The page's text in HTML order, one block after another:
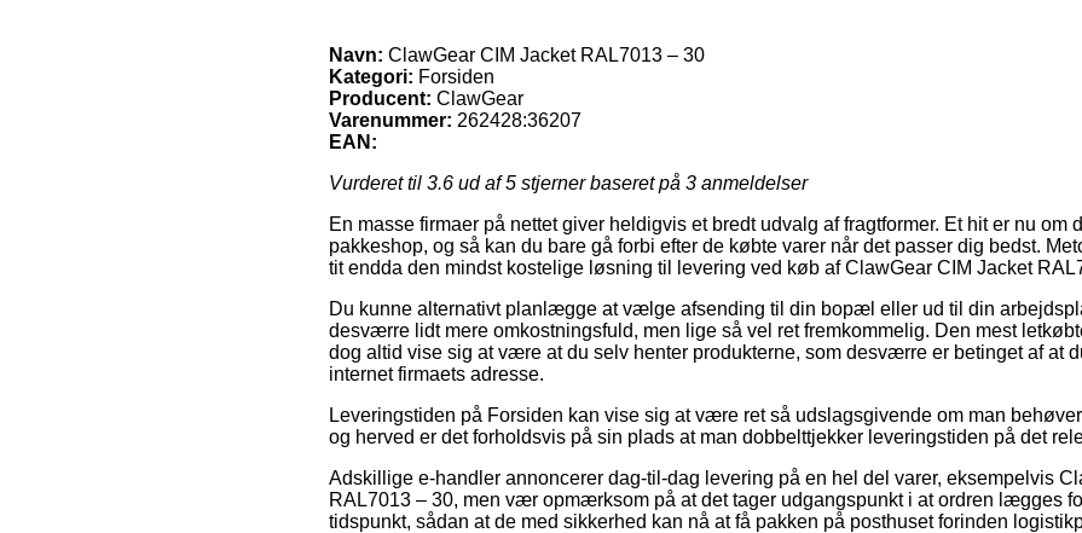
Navn: ClawGear CIM Jacket RAL7013 – 30
Kategori: Forsiden
Producent: ClawGear
Varenummer: 262428:36207
EAN:
Vurderet til 3.6 ud af 5 stjerner baseret på 3 anmeldelser
En masse firmaer på nettet giver heldigvis et bredt udvalg af fragtformer. Et hit er nu om
pakkeshop, og så kan du bare gå forbi efter de købte varer når det passer dig bedst.
tit endda den mindst kostelige løsning til levering ved køb af ClawGear CIM Jacket
Du kunne alternativt planlægge at vælge afsending til din bopæl eller ud til din
desværre lidt mere omkostningsfuld, men lige så vel ret fremkommelig. Den mest
dog altid vise sig at være at du selv henter produkterne, som desværre er betinget af at
internet firmaets adresse.
Leveringstiden på Forsiden kan vise sig at være ret så udslagsgivende om man
og herved er det forholdsvis på sin plads at man dobbelttjekker leveringstiden på det
Adskillige e-handler annoncerer dag-til-dag levering på en hel del varer, eksempelvis
RAL7013 – 30, men vær opmærksom på at det tager udgangspunkt i at ordren lægges
tidspunkt, sådan at de med sikkerhed kan nå at få pakken på posthuset forinden